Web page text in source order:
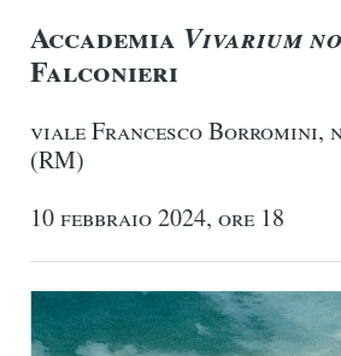
Accademia Vivarium
Falconieri
viale Francesco Borromini,
(RM)
10 febbraio 2024, ore 18